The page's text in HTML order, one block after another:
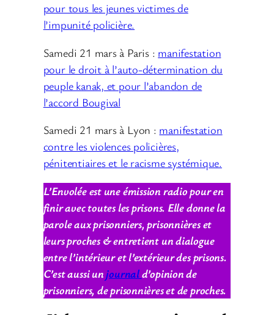
pour tous les jeunes victimes de
l’impunité policière.
Samedi 21 mars à Paris : manifestation
pour le droit à l’auto-détermination du
peuple kanak, et pour l’abandon de
l’accord Bougival
Samedi 21 mars à Lyon : manifestation
contre les violences policières,
pénitentiaires et le racisme systémique.
L’Envolée est une émission radio pour en
finir avec toutes les prisons. Elle donne la
parole aux prisonniers, prisonnières et
leurs proches & entretient un dialogue
entre l’intérieur et l’extérieur des prisons.
C’est aussi unjournald’opinion de
prisonniers, de prisonnières et de proches.